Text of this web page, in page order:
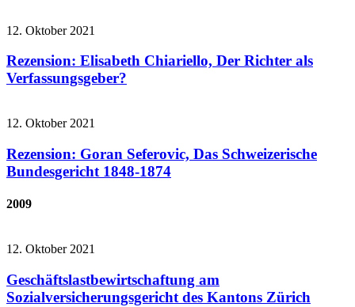
12. Oktober 2021
Rezension: Elisabeth Chiariello, Der Richter als
Verfassungsgeber?
12. Oktober 2021
Rezension: Goran Seferovic, Das Schweizerische
Bundesgericht 1848-1874
2009
12. Oktober 2021
Geschäftslastbewirtschaftung am
Sozialversicherungsgericht des Kantons Zürich